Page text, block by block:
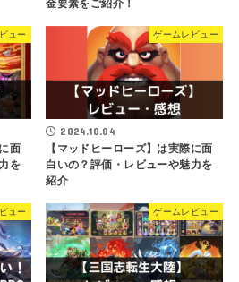
金要素をご紹介！
ュー
面
を
ゲームレビュー
2024.10.04
【マッドヒーローズ】は実際に面
白いの？評価・レビューや魅力を
紹介
ュー ゲームレビュー